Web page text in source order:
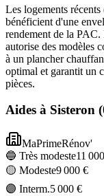
Les logements
bénéficient d'une
rendement de la
autorise des modèles
à un plancher
optimal et garantit un
pièces.
Aides à Sisteron (
MaPrimeRénov'
🔵 Très modeste11 000
🟡 Modeste9 000 €
🟣 Interm.5 000 €